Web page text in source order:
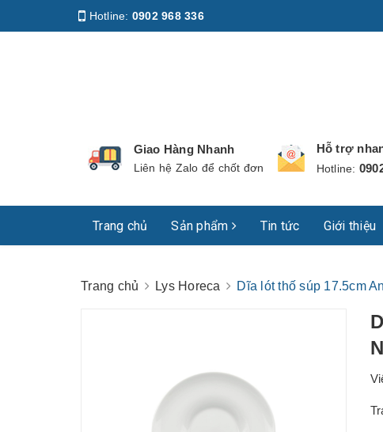
Hotline: 0902 968 336
Giao Hàng Nhanh
Liên hệ Zalo để chốt đơn
Hỗ trợ
Hotline:
Trang chủ Sản phẩm Tin tức Giới thiệu
Trang chủ Lys Horeca Dĩa lót thố súp 17.5cm